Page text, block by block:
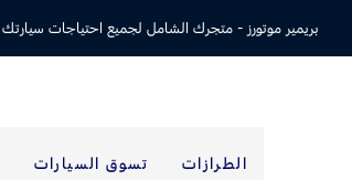
بريمير موتورز - متجرك الشامل لجميع احتياجات سيارتك
الطرازات تسوق السيارات